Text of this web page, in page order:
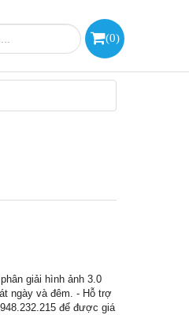
(0)
giải hình ảnh 3.0
ngày và đêm. - Hỗ trợ
để được giá